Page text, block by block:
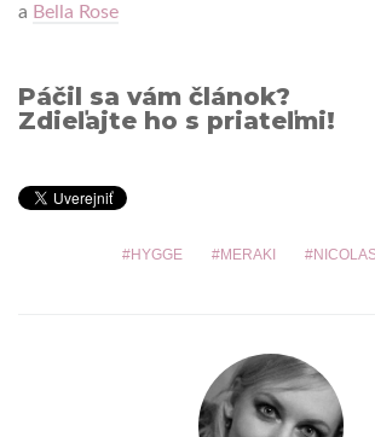
a Bella Rose
Páčil sa vám článok?
Zdieľajte ho s priateľmi!
HYGGE MERAKI